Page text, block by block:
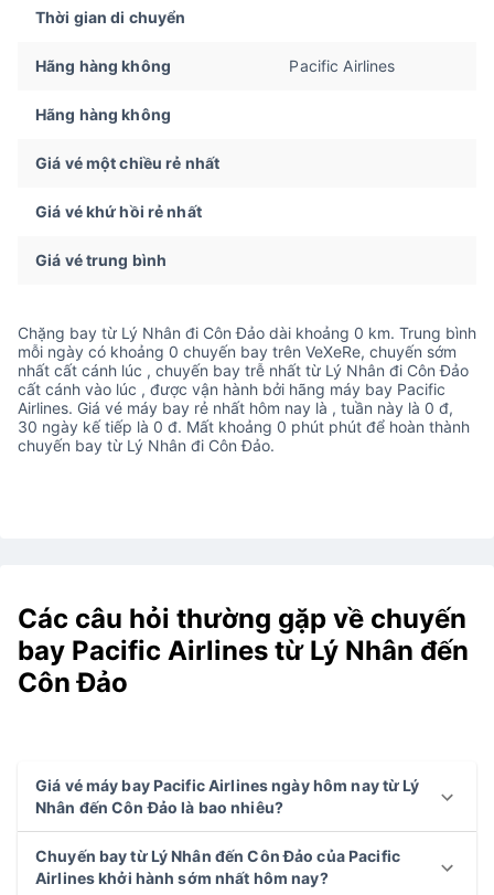
Thời gian di chuyển
Hãng hàng không Pacific Airlines
Hãng hàng không
Giá vé một chiều rẻ nhất
Giá vé khứ hồi rẻ nhất
Giá vé trung bình
Chặng bay từ Lý Nhân đi Côn Đảo dài khoảng 0 km. Trung bình
mỗi ngày có khoảng 0 chuyến bay trên VeXeRe, chuyến sớm
nhất cất cánh lúc , chuyến bay trễ nhất từ Lý Nhân đi Côn Đảo
cất cánh vào lúc , được vận hành bởi hãng máy bay Pacific
Airlines. Giá vé máy bay rẻ nhất hôm nay là , tuần này là 0 đ,
30 ngày kế tiếp là 0 đ. Mất khoảng 0 phút phút để hoàn thành
chuyến bay từ Lý Nhân đi Côn Đảo.
Các câu hỏi thường gặp về chuyến
bay Pacific Airlines từ Lý Nhân đến
Côn Đảo
Giá vé máy bay Pacific Airlines ngày hôm nay từ Lý
Nhân đến Côn Đảo là bao nhiêu?
Chuyến bay từ Lý Nhân đến Côn Đảo của Pacific
Airlines khởi hành sớm nhất hôm nay?